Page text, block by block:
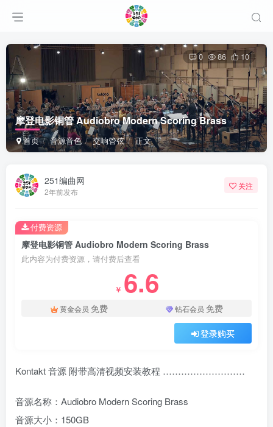
摩登电影铜管 Audiobro Modern Scoring Brass
首页 音源音色 交响管弦 正文
0 86 10
251编曲网
2年前发布
关注
摩登电影铜管 Audiobro Modern Scoring Brass
此内容为付费资源，请付费后查看
￥ 6.6
黄金会员 免费 钻石会员 免费
登录购买
付费资源
Kontakt 音源 附带高清视频安装教程 ………………………
音源名称：Audiobro Modern Scoring Brass
音源大小：150GB